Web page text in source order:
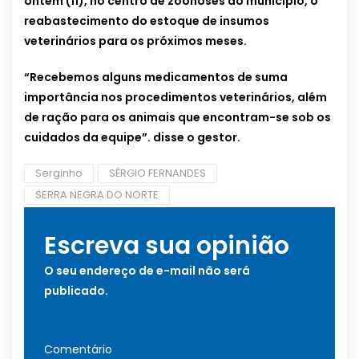
reabastecimento do estoque de insumos
veterinários para os próximos meses.
“Recebemos alguns medicamentos de suma
importância nos procedimentos veterinários, além
de ração para os animais que encontram-se sob os
cuidados da equipe”. disse o gestor.
Serginho
SÉRGIO FERNANDES
SERRA NEGRA DO NORTE
Escreva sua opinião
O seu endereço de e-mail não será
publicado.
Comentário